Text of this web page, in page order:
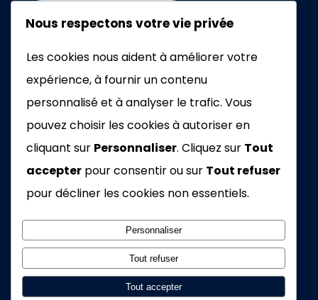
+33672462076
EMAIL
2026 – Tous droits réservés
15 boucle de la Pierre du Soleil , Amnéville, France,
57360
Nous respectons votre vie privée
Les cookies nous aident à améliorer votre
expérience, à fournir un contenu
personnalisé et à analyser le trafic. Vous
pouvez choisir les cookies à autoriser en
cliquant sur Personnaliser. Cliquez sur Tout
accepter pour consentir ou sur Tout refuser
pour décliner les cookies non essentiels.
Personnaliser
Tout refuser
Tout accepter